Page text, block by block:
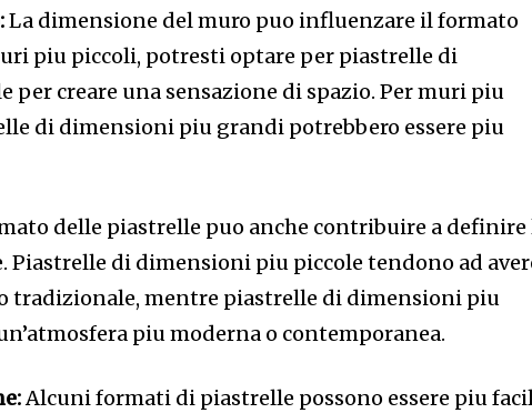
La dimensione del muro puo influenzare il formato
piu piccoli, potresti optare per piastrelle di
per creare una sensazione di spazio. Per muri piu
di dimensioni piu grandi potrebbero essere piu
delle piastrelle puo anche contribuire a definire
Piastrelle di dimensioni piu piccole tendono ad
tradizionale, mentre piastrelle di dimensioni piu
piu moderna o contemporanea.
Alcuni formati di piastrelle possono essere piu